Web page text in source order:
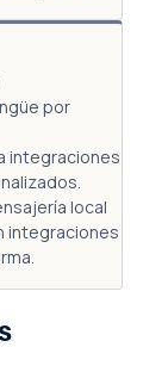
por
integraciones
local
integraciones